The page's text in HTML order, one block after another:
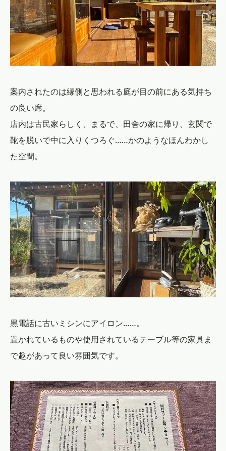
案内されたのは縁側と思われる庭が目の前にある気持ち
の良い席。
店内は古民家らしく、まるで、田舎の家に帰り、玄関で
靴を脱いで中に入りくつろぐ……かのようなほんわかし
た空間。
黒電話に古いミシンにアイロン……。
置かれているものや使用されているテーブル等の家具ま
で趣があって良い雰囲気です。